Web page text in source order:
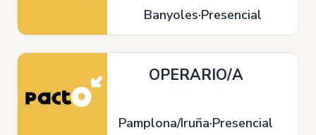
Banyoles Presencial
OPERARIO/A
Pamplona/Iruña Presencial